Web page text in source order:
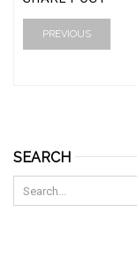
PREVIOUS
SEARCH